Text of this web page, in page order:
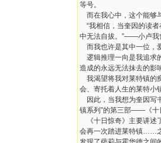
等号。
而在我心中，这个能够
“我相信，当奎因的读者
中无法自拔。 ”——小卢我
而我也许是其中一位，
逻辑推理一向是我追求
造成的永远无法抹去的影
我渴望将我对莱特镇的
会、寄托着人生的莱特小
因此，当我想为奎因写
镇系列 ”的第三部—— 《
《十日惊奇》主要讲
会再一次踏进莱特镇……